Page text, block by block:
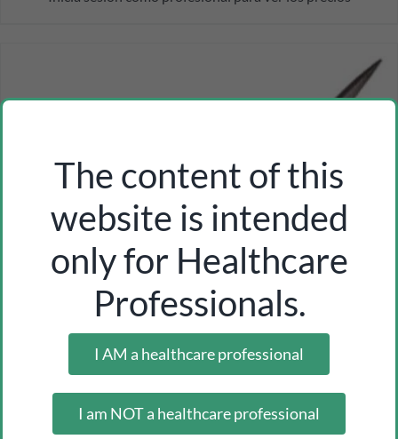
The content of this
website is intended
only for Healthcare
Professionals.
I AM a healthcare professional
I am NOT a healthcare professional